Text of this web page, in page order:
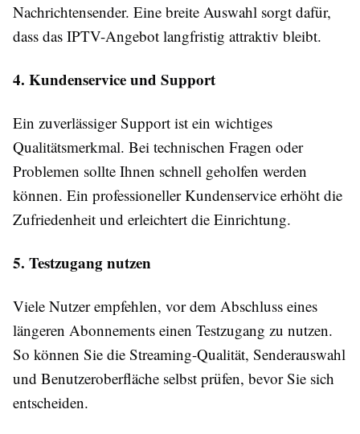
Nachrichtensender. Eine breite Auswahl sorgt dafür,
dass das IPTV-Angebot langfristig attraktiv bleibt.
4. Kundenservice und Support
Ein zuverlässiger Support ist ein wichtiges
Qualitätsmerkmal. Bei technischen Fragen oder
Problemen sollte Ihnen schnell geholfen werden
können. Ein professioneller Kundenservice erhöht die
Zufriedenheit und erleichtert die Einrichtung.
5. Testzugang nutzen
Viele Nutzer empfehlen, vor dem Abschluss eines
längeren Abonnements einen Testzugang zu nutzen.
So können Sie die Streaming-Qualität, Senderauswahl
und Benutzeroberfläche selbst prüfen, bevor Sie sich
entscheiden.